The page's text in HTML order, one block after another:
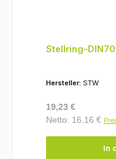
Stellring-
Hersteller: STW
Regulärer Preis:
19,23 €
Netto: 16,16 €
In